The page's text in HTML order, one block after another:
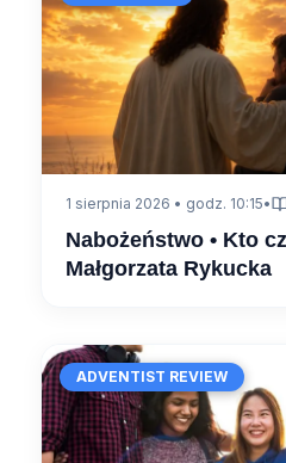
1 sierpnia 2026 • godz. 10:15•
Nabożeństwo • Kto
Małgorzata Rykucka
ADVENTIST REVIEW